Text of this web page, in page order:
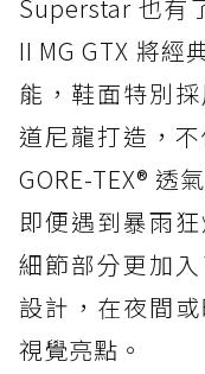
防水鞋推薦 5.
人必備山系鞋
頂
防水鞋推薦 6.
復刻厚底，
防水鞋推薦
黃靴同級頂級
防水鞋推薦
黃靴同級頂級
Superstar 也有
II MG GTX 將經
能，鞋面特別
道尼龍打造，
GORE-TEX® 透
即便遇到暴雨
細節部分更加
設計，在夜間
視覺亮點。